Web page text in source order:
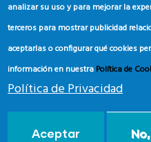
Consumidor (ADEAC).
2024.
analizar su uso y para mejorar la
terceros para mostrar publicidad
aceptarlas o configurar qué cookies
información en nuestra Política de
Política de Privacidad
Aceptar